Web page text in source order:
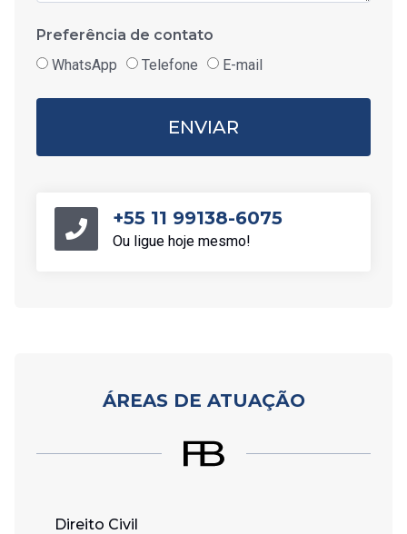
Preferência de contato
WhatsApp
Telefone E-mail
ENVIAR
+55 11 99138-6075
Ou ligue hoje mesmo!
ÁREAS DE ATUAÇÃO
Direito Civil